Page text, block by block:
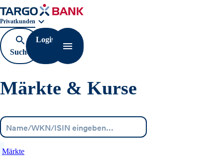
Geschäftsbereichnavigation. Aktuelle Auswahl:
Privatkunden
Suche
öffnen
Login
Navigation öffnen
Märkte & Kurse
Märkte